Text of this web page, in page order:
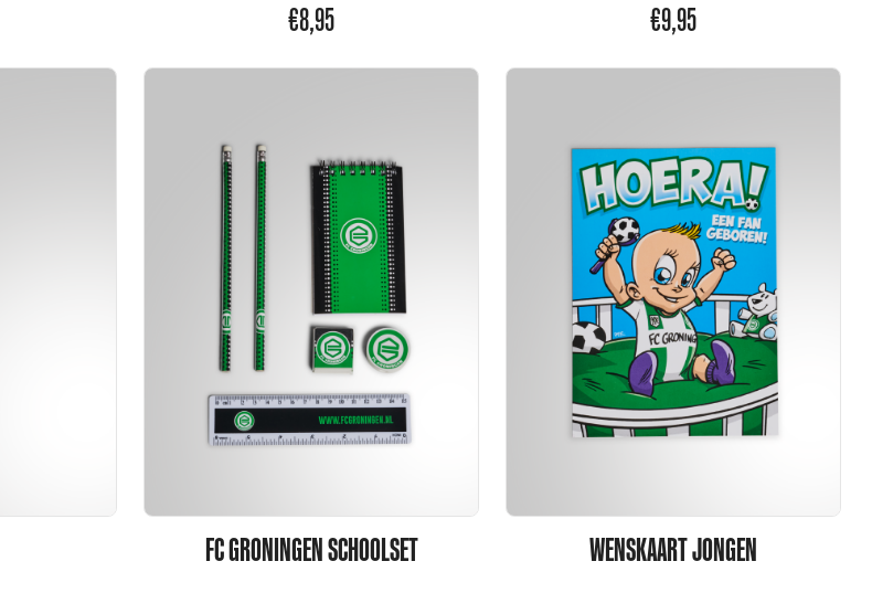
€8,95 €9,95
FC GRONINGEN SCHOOLSET
WENSKAART JONGEN